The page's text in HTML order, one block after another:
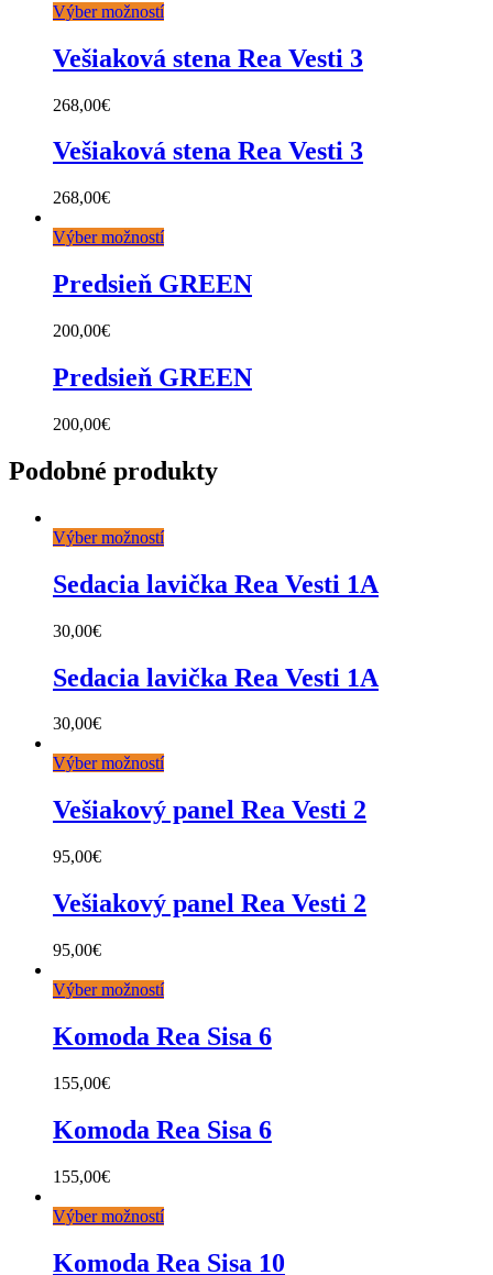
Výber možností
Vešiaková stena Rea Vesti 3
268,00€
Vešiaková stena Rea Vesti 3
268,00€
Výber možností
Predsieň GREEN
200,00€
Predsieň GREEN
200,00€
Podobné produkty
Výber možností
Sedacia lavička Rea Vesti 1A
30,00€
Sedacia lavička Rea Vesti 1A
30,00€
Výber možností
Vešiakový panel Rea Vesti 2
95,00€
Vešiakový panel Rea Vesti 2
95,00€
Výber možností
Komoda Rea Sisa 6
155,00€
Komoda Rea Sisa 6
155,00€
Výber možností
Komoda Rea Sisa 10